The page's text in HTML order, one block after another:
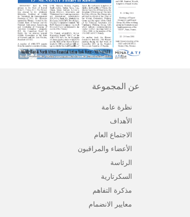
عن المجموعة
نظرة عامة
الأهداف
الاجتماع العام
الأعضاء والمراقبون
الرئاسة
السكرتارية
مذكرة التفاهم
معايير الانضمام